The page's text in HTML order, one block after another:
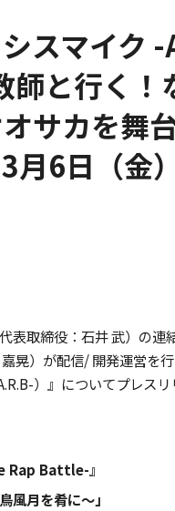
スマイ
と行く！
サカを舞
月6日（金
表取締役：石井 武）の連
晃）が配信/ 開発運営を
）』についてプレスリ
Rap Battle-』
風月を肴に～」